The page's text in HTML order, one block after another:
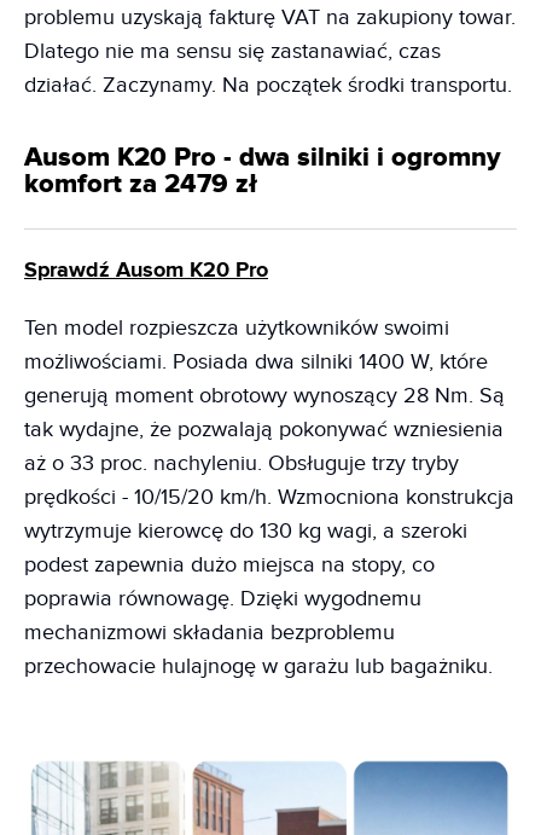
problemu uzyskają fakturę VAT na zakupiony towar.
Dlatego nie ma sensu się zastanawiać, czas
działać. Zaczynamy. Na początek środki transportu.
Ausom K20 Pro - dwa silniki i ogromny
komfort za 2479 zł
Sprawdź Ausom K20 Pro
Ten model rozpieszcza użytkowników swoimi
możliwościami. Posiada dwa silniki 1400 W, które
generują moment obrotowy wynoszący 28 Nm. Są
tak wydajne, że pozwalają pokonywać wzniesienia
aż o 33 proc. nachyleniu. Obsługuje trzy tryby
prędkości - 10/15/20 km/h. Wzmocniona konstrukcja
wytrzymuje kierowcę do 130 kg wagi, a szeroki
podest zapewnia dużo miejsca na stopy, co
poprawia równowagę. Dzięki wygodnemu
mechanizmowi składania bezproblemu
przechowacie hulajnogę w garażu lub bagażniku.